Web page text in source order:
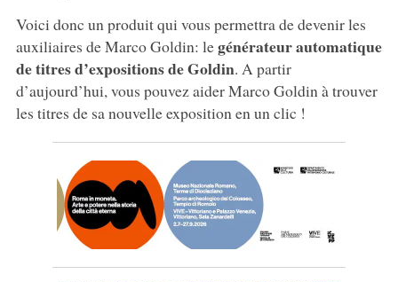
Voici donc un produit qui vous permettra de devenir les
auxiliaires de Marco Goldin: legénérateur automatique
de titres d’expositions de Goldin. A partir
d’aujourd’hui, vous pouvez aider Marco Goldin à trouver
les titres de sa nouvelle exposition en un clic !